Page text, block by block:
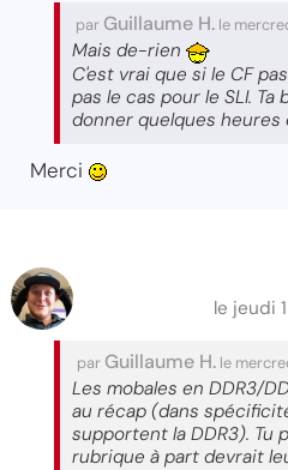
par Guillaume H. le
Mais de-rien
C'est vrai que si le CF
pas le cas pour le SLI. Ta
donner quelques heures
Merci
le jeudi
par Guillaume H. le
Les mobales en DDR3/
au récap (dans
supportent la DDR3). Tu
rubrique à part devrait